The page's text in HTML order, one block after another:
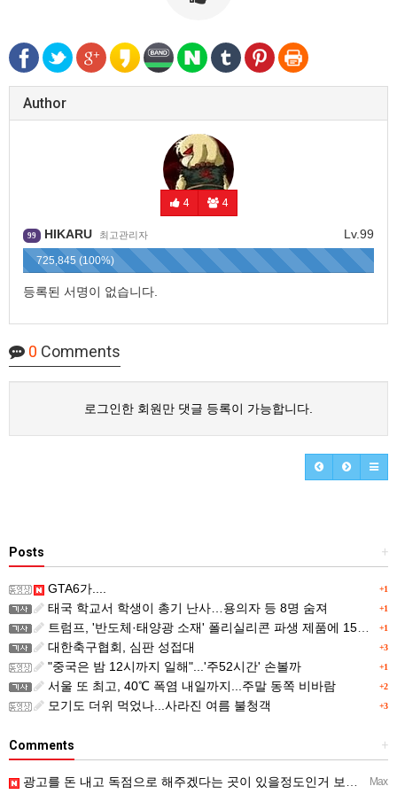
Author
4 4
Lv.99
99 HIKARU 최고관리자
725,845 (100%)
등록된 서명이 없습니다.
0 Comments
로그인한 회원만 댓글 등록이 가능합니다.
+
Posts
+1
GTA6가....
+1
태국 학교서 학생이 총기 난사…용의자 등 8명 숨져
+1
트럼프, '반도체·태양광 소재' 폴리실리콘 파생 제품에 15% 관세...한국 기업도 영향
+3
대한축구협회, 심판 성접대
+1
"중국은 밤 12시까지 일해"...'주52시간' 손볼까
+2
서울 또 최고, 40℃ 폭염 내일까지...주말 동쪽 비바람
+3
모기도 더위 먹었나...사라진 여름 불청객
+
Comments
Max
광고를 돈 내고 독점으로 해주겠다는 곳이 있을정도인거 보면 어마어마한 게임은 맞는듯 ㅡ..ㅡ... 여태까지 …